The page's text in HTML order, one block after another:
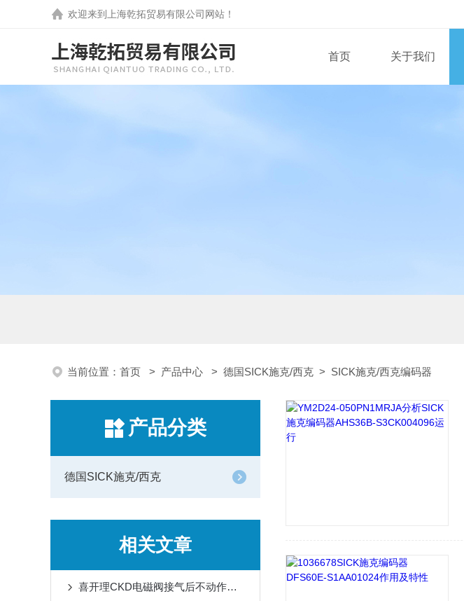
欢迎来到 上海乾拓贸易有限公司 网站！
首页 关于我们
当前位置： 首页 > 产品中心 > 德国SICK施克/西克 > SICK施克/西克编码器
产品分类
德国SICK施克/西克
相关文章
喜开理CKD电磁阀接气后不动作，问题原因和解决方法大全